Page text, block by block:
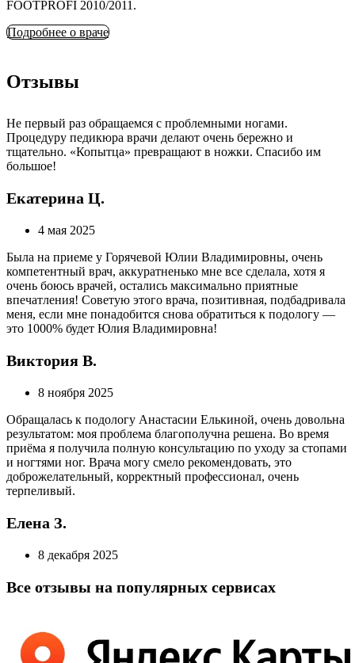
FOOTPROFI 2010/2011.
Подробнее о враче
Отзывы
Не первый раз обращаемся с проблемными ногами.
Процедуру педикюра врачи делают очень бережно и
тщательно. «Копытца» превращают в ножки. Спасибо им
большое!
Екатерина Ц.
4 мая 2025
Была на приеме у Горячевой Юлии Владимировны, очень
компетентный врач, аккуратненько мне все сделала, хотя я
очень боюсь врачей, остались максимально приятные
впечатления! Советую этого врача, позитивная, подбадривала
меня, если мне понадобится снова обратиться к подологу —
это 1000% будет Юлия Владимировна!
Виктория В.
8 ноября 2025
Обращалась к подологу Анастасии Елькиной, очень довольна
результатом: моя проблема благополучна решена. Во время
приёма я получила полную консультацию по уходу за стопами
и ногтями ног. Врача могу смело рекомендовать, это
доброжелательный, корректный профессионал, очень
терпеливый.
Елена З.
8 декабря 2025
Все отзывы на популярных сервисах